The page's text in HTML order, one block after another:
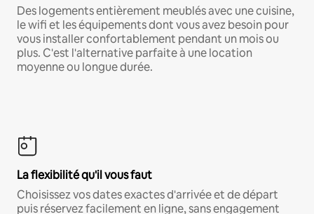
Des logements entièrement meublés avec une cuisine,
le wifi et les équipements dont vous avez besoin pour
vous installer confortablement pendant un mois ou
plus. C'est l'alternative parfaite à une location
moyenne ou longue durée.
La flexibilité qu'il vous faut
Choisissez vos dates exactes d'arrivée et de départ
puis réservez facilement en ligne, sans engagement